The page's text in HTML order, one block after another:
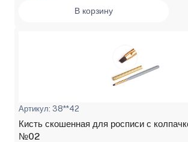
В корзину
Артикул: 38**42
Кисть скошенная для росписи с
№02